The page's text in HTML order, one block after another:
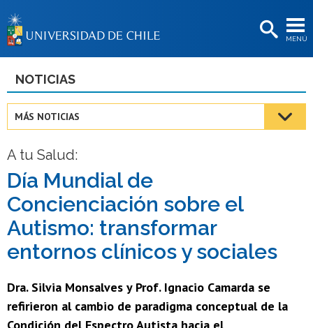
MENÚ
BIBLIOTECAS
Estudiantes
Funcionarias/os
Egresadas/os
NOTICIAS
MÁS NOTICIAS
A tu Salud:
Día Mundial de
Concienciación sobre el
Autismo: transformar
entornos clínicos y sociales
Dra. Silvia Monsalves y Prof. Ignacio Camarda se
refirieron al cambio de paradigma conceptual de la